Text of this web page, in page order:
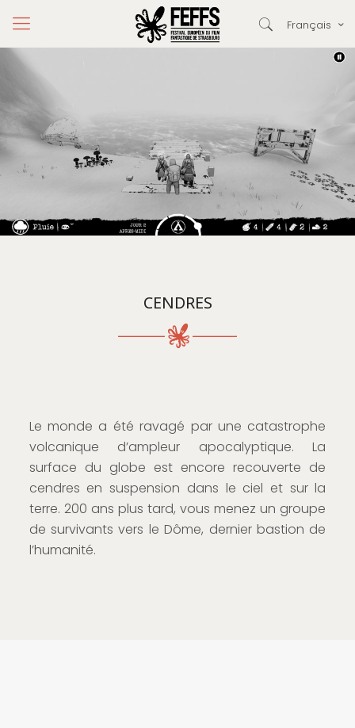
Français
CENDRES
Le monde a été ravagé par une catastrophe
volcanique d’ampleur apocalyptique. La
surface du globe est encore recouverte de
cendres en suspension dans le ciel et sur la
terre. 200 ans plus tard, vous menez un groupe
de survivants vers le Dôme, dernier bastion de
l’humanité.